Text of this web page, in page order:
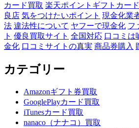
カード買取 楽天ポイントギフトカード
良店 気をつけたいポイント 現金化業
法 違法性について ヤフーで現金化 フ
ト 優良買取サイト 全国対応 口コミは
金化 口コミサイトの真実 商品券購入
カテゴリー
Amazonギフト券買取
GooglePlayカード買取
iTunesカード買取
nanaco（ナナコ）買取